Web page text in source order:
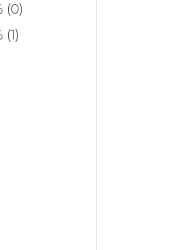
(0)
(1)